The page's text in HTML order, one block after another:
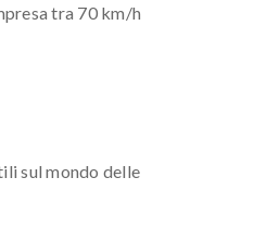
tra 70 km/h
sul mondo delle